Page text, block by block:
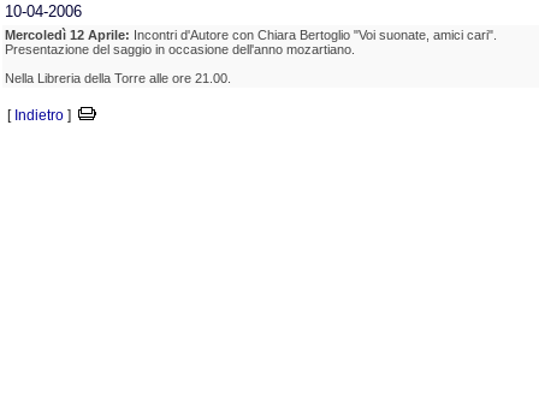
10-04-2006
Mercoledì 12 Aprile: Incontri d'Autore con Chiara Bertoglio "Voi suonate, amici cari".
Presentazione del saggio in occasione dell'anno mozartiano.
Nella Libreria della Torre alle ore 21.00.
[ Indietro ]